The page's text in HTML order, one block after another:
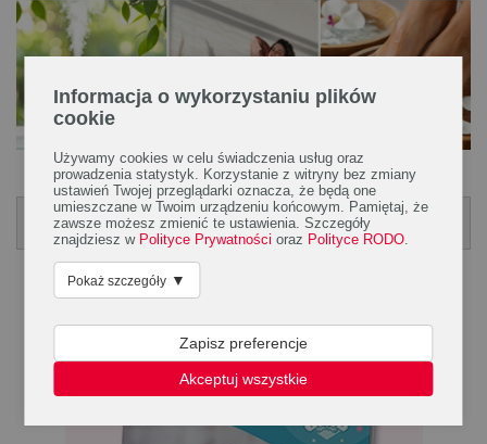
.
Poradnik Moje Pierwsze Przeziębienie
POBIERZ PORADNIK
Informacja o wykorzystaniu plików
cookie
Używamy cookies w celu świadczenia usług oraz
prowadzenia statystyk. Korzystanie z witryny bez zmiany
ustawień Twojej przeglądarki oznacza, że będą one
umieszczane w Twoim urządzeniu końcowym. Pamiętaj, że
zawsze możesz zmienić te ustawienia. Szczegóły
znajdziesz w Polityce Prywatności oraz Polityce RODO.
Pokaż szczegóły ▼
Zapisz preferencje
Akceptuj wszystkie